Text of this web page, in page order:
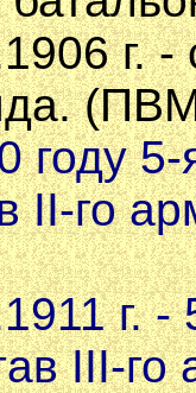
г.
году
II-го
г.
III-